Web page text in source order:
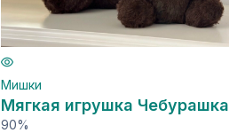
Мишки
Мягкая игрушка Чебурашка
90%